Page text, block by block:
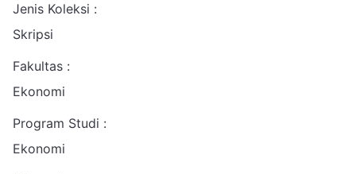
Jenis Koleksi :
Skripsi
Fakultas :
Ekonomi
Program Studi :
Ekonomi